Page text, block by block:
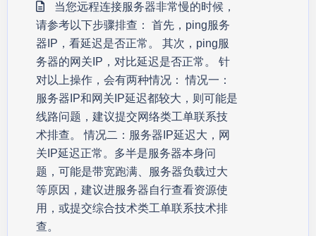
当您远程连接服务器非常慢的时候，
请参考以下步骤排查： 首先，ping服务
器IP，看延迟是否正常。 其次，ping服
务器的网关IP，对比延迟是否正常。 针
对以上操作，会有两种情况： 情况一：
服务器IP和网关IP延迟都较大，则可能是
线路问题，建议提交网络类工单联系技
术排查。 情况二：服务器IP延迟大，网
关IP延迟正常。多半是服务器本身问
题，可能是带宽跑满、服务器负载过大
等原因，建议进服务器自行查看资源使
用，或提交综合技术类工单联系技术排
查。